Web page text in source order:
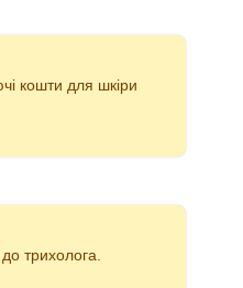
кошти для шкіри
трихолога.